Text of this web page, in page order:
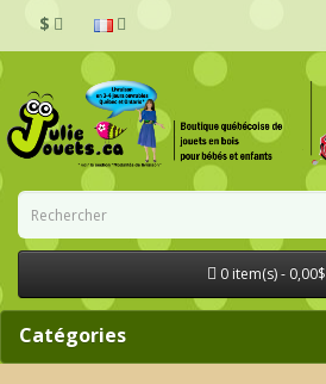
$
0 item(s) - 0,00$
Catégories